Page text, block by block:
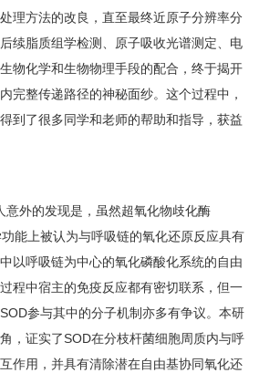
理方法的改良，直至最终近原子分辨率分
续脂质组学检测、原子吸收光谱测定、电
物化学和生物物理手段的配合，终于揭开
完整传递路径的神秘面纱。这个过程中，
到了很多同学和老师的帮助和指导，获益
外的发现是，虽然超氧化物歧化酶
功能上被认为与呼吸链的氧化还原反应具有
以呼吸链为中心的氧化磷酸化系统的自由
程中宿主的免疫反应都有密切联系，但一
参与其中的分子机制亦多有争议。本研
，证实了SOD在分枝杆菌细胞周质内与呼
作用，并具有清除潜在自由基协同氧化还